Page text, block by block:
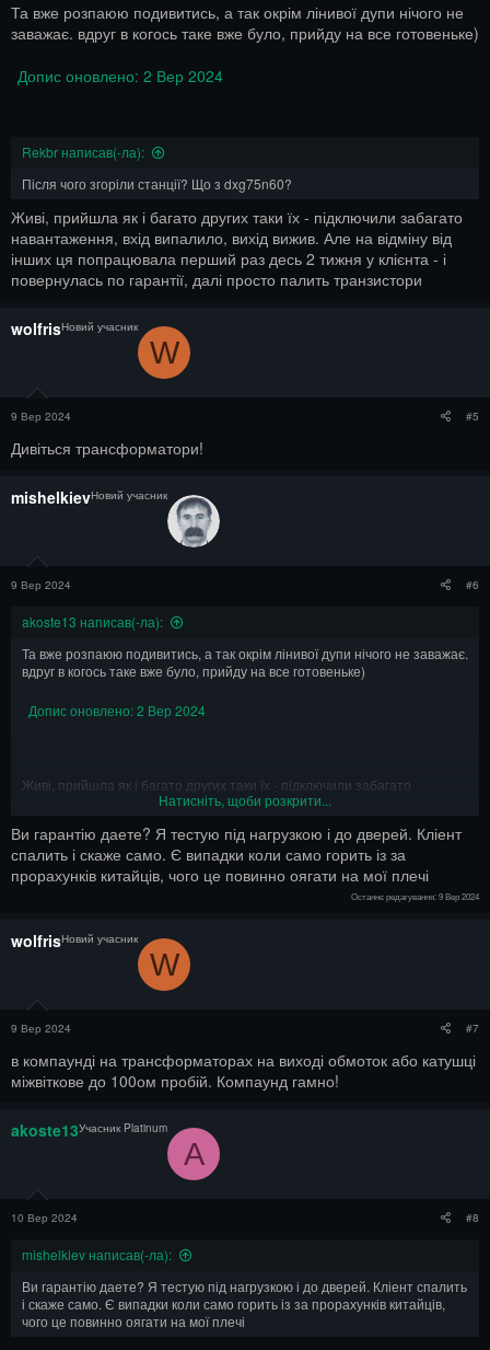
Та вже розпаюю подивитись, а так окрім лінивої дупи нічого не
заважає. вдруг в когось таке вже було, прийду на все готовеньке)
Допис оновлено: 2 Вер 2024
Rekbr написав(-ла):
Після чого згоріли станції? Що з dxg75n60?
Живі, прийшла як і багато других таки їх - підключили забагато
навантаження, вхід випалило, вихід вижив. Але на відміну від
інших ця попрацювала перший раз десь 2 тижня у клієнта - і
повернулась по гарантії, далі просто палить транзистори
wolfrisНовий учасник
W
9 Вер 2024 #5
Дивіться трансформатори!
mishelkievНовий учасник
9 Вер 2024 #6
akoste13 написав(-ла):
Та вже розпаюю подивитись, а так окрім лінивої дупи нічого не заважає.
вдруг в когось таке вже було, прийду на все готовеньке)
Допис оновлено:2 Вер 2024
Живі, прийшла як і багато других таки їх - підключили забагато
навантаження, вхід випалило, вихід вижив. Але на відміну від інших ця
гарантії, далі просто палить транзистори
Натисніть, щоби розкрити...
Ви гарантію даете? Я тестую під нагрузкою і до дверей. Кліент
спалить і скаже само. Є випадки коли само горить із за
прорахунків китайців, чого це повинно оягати на мої плечі
Останнє редагування:9 Вер 2024
wolfrisНовий учасник
W
9 Вер 2024 #7
в компаунді на трансформаторах на виході обмоток або катушці
міжвіткове до 100ом пробій. Компаунд гамно!
akoste13Учасник Platinum
A
10 Вер 2024 #8
mishelkiev написав(-ла):
Ви гарантію даете? Я тестую під нагрузкою і до дверей. Кліент спалить
і скаже само. Є випадки коли само горить із за прорахунків китайців,
чого це повинно оягати на мої плечі